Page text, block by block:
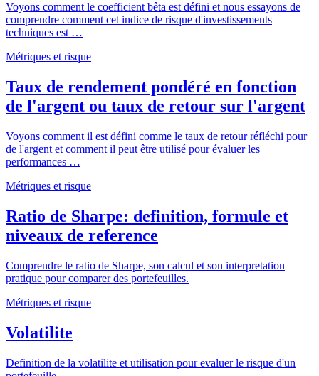
Voyons comment le coefficient bêta est défini et nous essayons de
comprendre comment cet indice de risque d'investissements
techniques est …
Métriques et risque
Taux de rendement pondéré en fonction
de l'argent ou taux de retour sur l'argent
Voyons comment il est défini comme le taux de retour réfléchi pour
de l'argent et comment il peut être utilisé pour évaluer les
performances …
Métriques et risque
Ratio de Sharpe: definition, formule et
niveaux de reference
Comprendre le ratio de Sharpe, son calcul et son interpretation
pratique pour comparer des portefeuilles.
Métriques et risque
Volatilite
Definition de la volatilite et utilisation pour evaluer le risque d'un